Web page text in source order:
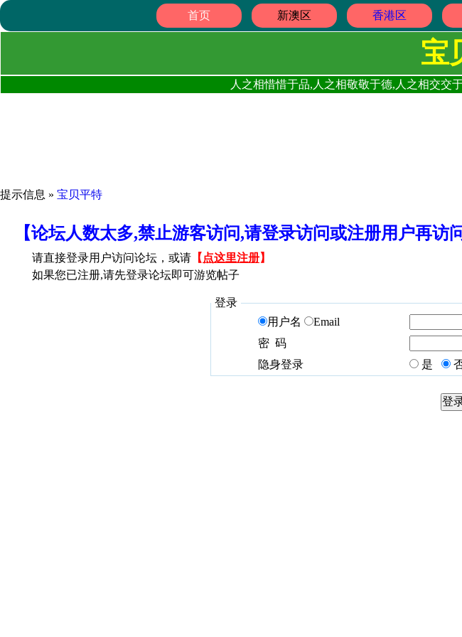
首页 新澳区 香港区
宝
人之相惜惜于品,人之相敬敬于德,人之相交交
提示信息 » 宝贝平特
【论坛人数太多,禁止游客访问,请登录访问或注册用户再访
请直接登录用户访问论坛，或请 【 点这里注册】
如果您已注册,请先登录论坛即可游览帖子
登录
用户名
Email
密 码
隐身登录
是